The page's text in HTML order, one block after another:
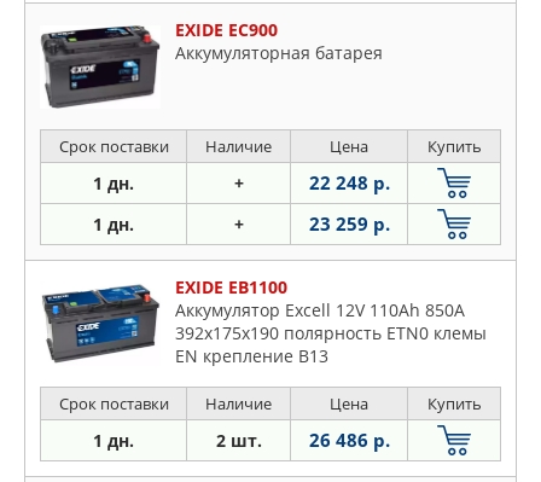
EXIDE EC900
Аккумуляторная батарея
Срок поставки Наличие Цена Купить
1 дн. + 22 248 р.
1 дн. + 23 259 р.
EXIDE EB1100
Аккумулятор Excell 12V 110Ah 850A
392х175х190 полярность ETN0 клемы
EN крепление B13
Срок поставки Наличие Цена Купить
1 дн. 2 шт. 26 486 р.